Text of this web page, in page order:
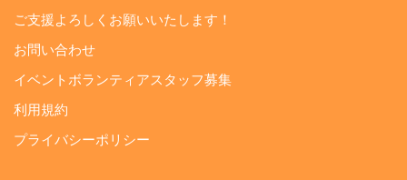
ご支援よろしくお願いいたします！
お問い合わせ
イベントボランティアスタッフ募集
利用規約
プライバシーポリシー